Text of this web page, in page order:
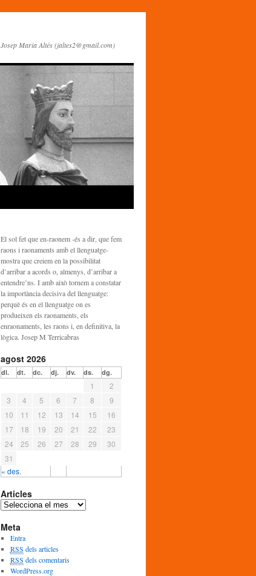
Josep Maria Altés (jaltes2@gmail.com)
El sol fet que en-raonem -és a dir, que fem
raons i raonaments amb el llenguatge-
mostra que creiem en la possibilitat
d’arribar a acords o, almenys, d’arribar a
entendre’ns. I amb això tornem a constatar
la importància decisiva del llenguatge:
perquè és en el llenguatge on es
produeixen els raonaments, els
enraonaments, les raons i, en definitiva, la
lògica. Josep M Terricabras
agost 2026
dl. dt. dc. dj. dv. ds. dg.
« des.
1
2
3
4 5 6 7 8
9
10
11 12 13 14 15
16
17
18 19 20 21 22
23
24
25 26 27 28 29
30
31
Articles
A
t
i
c
l
e
Meta
Entra
RSS dels articles
RSS dels comentaris
WordPress.org